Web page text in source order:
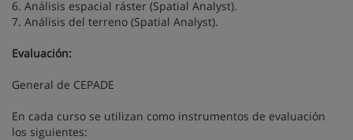
6. Análisis espacial ráster (Spatial Analyst).
7. Análisis del terreno (Spatial Analyst).
Evaluación:
General de CEPADE
En cada curso se utilizan como instrumentos de evaluación
los siguientes: